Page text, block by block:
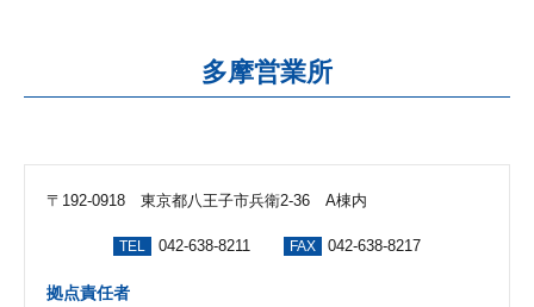
多摩営業所
〒192-0918 東京都八王子市兵衛2-36 A棟内
TEL 042-638-8211 FAX 042-638-8217
拠点責任者